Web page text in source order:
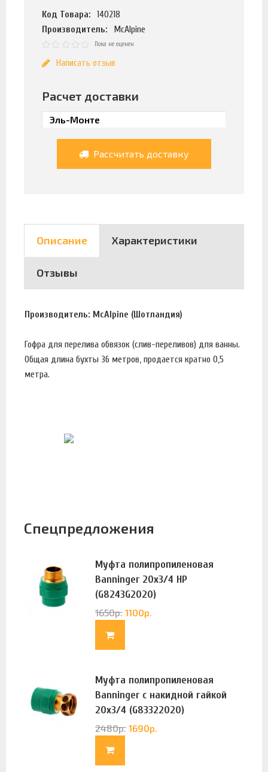
Код Товара:
140218
Производитель:
McAlpine
Пока не оценен
Написать отзыв
Расчет доставки
Рассчитать доставку
Описание Характеристики
Отзывы
Производитель: McAlpine (Шотландия)
Гофра для перелива обвязок (слив-переливов) для ванны.
Общая длина бухты 36 метров, продается кратно 0,5
метра.
Спецпредложения
Муфта полипропиленовая
Banninger 20х3/4 НР
(G8243G2020)
1650р. 1100р.
Муфта полипропиленовая
Banninger с накидной гайкой
20х3/4 (G83322020)
2480р. 1690р.